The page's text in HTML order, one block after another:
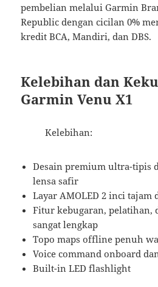
pembelian melalui Garmin
Republic dengan cicilan 0%
kredit BCA, Mandiri, dan DBS.
Kelebihan dan
Garmin Venu X1
Kelebihan:
Desain premium ultra-tipis
lensa safir
Layar AMOLED 2 inci tajam
Fitur kebugaran, pelatihan,
sangat lengkap
Topo maps offline penuh
Voice command onboard
Built-in LED flashlight